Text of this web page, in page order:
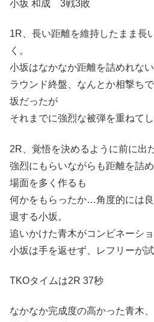
小坂 和成 3戦3敗
1R、長い距離を維持したまま長
く。
小坂はなかなか距離を詰めれない
ラウンド終盤、なんとか相撃ち
坂だったが
それまでに強烈な被弾を重ねて
2R、覚悟を決めるように前に出
強烈にもらいながらも距離を詰
場面を多く作るも
何かをもらったか…角度的には
退する小坂。
追いかけた青木がコンビネーショ
小坂は手を返せず、レフリーが
TKOタイムは2R 37秒
なかなか完成度の高かった青木